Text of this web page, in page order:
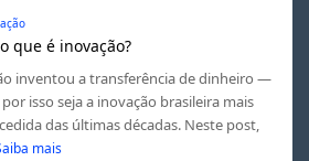
que é inovação?
inventou a transferência de dinheiro —
isso seja a inovação brasileira mais
das últimas décadas. Neste post,
mais